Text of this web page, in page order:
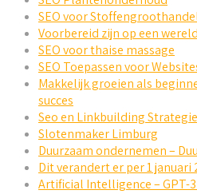
SEO voor
Voorbereid zijn op een
SEO voor thaise massage
SEO Toepassen voor
Makkelijk groeien als
succes
Seo en Linkbuilding
Slotenmaker Limburg
Duurzaam ondernemen –
Dit verandert er per 1 januari
Artificial Intelligence – GPT-